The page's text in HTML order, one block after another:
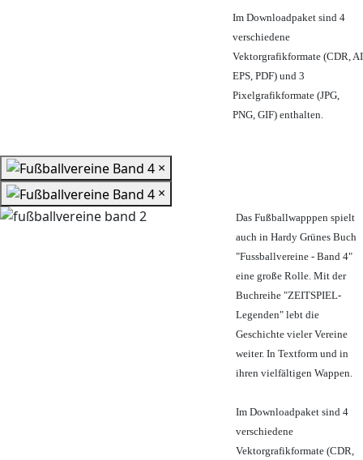
Im Downloadpaket sind 4
verschiedene
Vektorgrafikformate (CDR, AI
EPS, PDF) und 3
Pixelgrafikformate (JPG,
PNG, GIF) enthalten.
×
×
Das Fußballwapppen spielt
auch in Hardy Grünes Buch
"Fussballvereine - Band 4"
eine große Rolle. Mit der
Buchreihe "ZEITSPIEL-
Legenden" lebt die
Geschichte vieler Vereine
weiter. In Textform und in
ihren vielfältigen Wappen.
Im Downloadpaket sind 4
verschiedene
Vektorgrafikformate (CDR,